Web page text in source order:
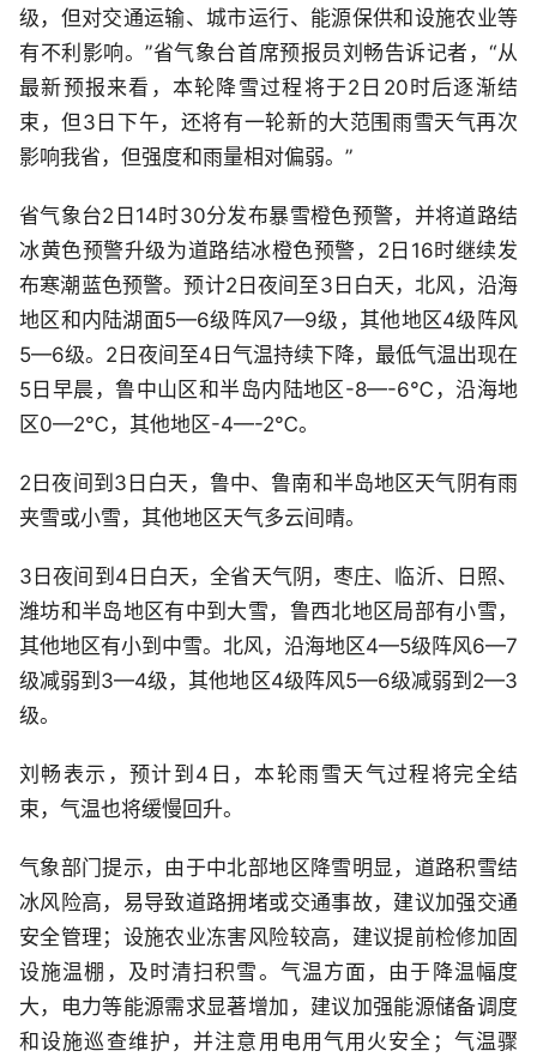
级，但对交通运输、城市运行、能源保供和设施农业等
有不利影响。”省气象台首席预报员刘畅告诉记者，“从
最新预报来看，本轮降雪过程将于2日20时后逐渐结
束，但3日下午，还将有一轮新的大范围雨雪天气再次
影响我省，但强度和雨量相对偏弱。”
省气象台2日14时30分发布暴雪橙色预警，并将道路结
冰黄色预警升级为道路结冰橙色预警，2日16时继续发
布寒潮蓝色预警。预计2日夜间至3日白天，北风，沿海
地区和内陆湖面5—6级阵风7—9级，其他地区4级阵风
5—6级。2日夜间至4日气温持续下降，最低气温出现在
5日早晨，鲁中山区和半岛内陆地区-8—-6℃，沿海地
区0—2℃，其他地区-4—-2℃。
2日夜间到3日白天，鲁中、鲁南和半岛地区天气阴有雨
夹雪或小雪，其他地区天气多云间晴。
3日夜间到4日白天，全省天气阴，枣庄、临沂、日照、
潍坊和半岛地区有中到大雪，鲁西北地区局部有小雪，
其他地区有小到中雪。北风，沿海地区4—5级阵风6—7
级减弱到3—4级，其他地区4级阵风5—6级减弱到2—3
级。
刘畅表示，预计到4日，本轮雨雪天气过程将完全结
束，气温也将缓慢回升。
气象部门提示，由于中北部地区降雪明显，道路积雪结
冰风险高，易导致道路拥堵或交通事故，建议加强交通
安全管理；设施农业冻害风险较高，建议提前检修加固
设施温棚，及时清扫积雪。气温方面，由于降温幅度
大，电力等能源需求显著增加，建议加强能源储备调度
和设施巡查维护，并注意用电用气用火安全；气温骤